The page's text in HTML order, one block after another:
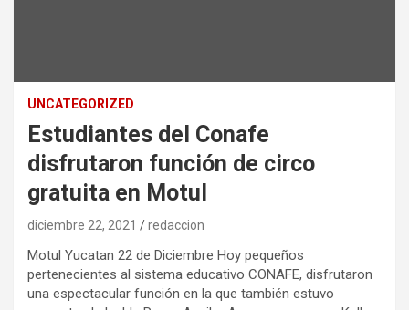
UNCATEGORIZED
Estudiantes del Conafe
disfrutaron función de circo
gratuita en Motul
diciembre 22, 2021 redaccion
Motul Yucatan 22 de Diciembre Hoy pequeños
pertenecientes al sistema educativo CONAFE, disfrutaron
una espectacular función en la que también estuvo